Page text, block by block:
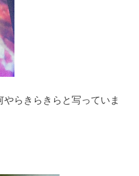
らきらきらと写っていま